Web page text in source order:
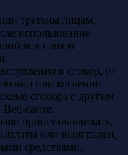
третьим лицам.
использование
в нашем
в сговор, и/
или косвенно
сговора с другим
сайте.
приостанавливать,
или выигрыши,
средствами,